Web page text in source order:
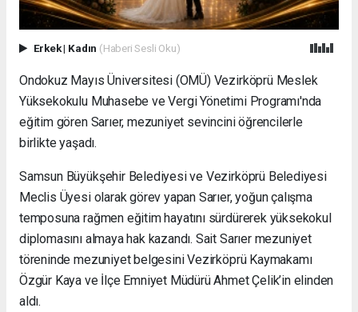
Erkek| Kadın (Haberi Sesli Oku)
Ondokuz Mayıs Üniversitesi (OMÜ) Vezirköprü Meslek
Yüksekokulu Muhasebe ve Vergi Yönetimi Programı'nda
eğitim gören Sarıer, mezuniyet sevincini öğrencilerle
birlikte yaşadı.
Samsun Büyükşehir Belediyesi ve Vezirköprü Belediyesi
Meclis Üyesi olarak görev yapan Sarıer, yoğun çalışma
temposuna rağmen eğitim hayatını sürdürerek yüksekokul
diplomasını almaya hak kazandı. Sait Sarıer mezuniyet
töreninde mezuniyet belgesini Vezirköprü Kaymakamı
Özgür Kaya ve İlçe Emniyet Müdürü Ahmet Çelik’in elinden
aldı.